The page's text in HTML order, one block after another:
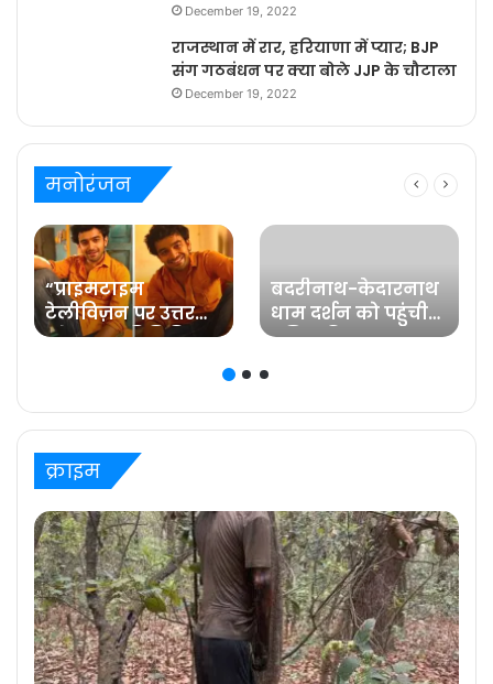
December 19, 2022
राजस्थान में रार, हरियाणा में प्यार; BJP
संग गठबंधन पर क्या बोले JJP के चौटाला
December 19, 2022
मनोरंजन
“प्राइमटाइम
टेलीविज़न पर उत्तर
प्रदेश का प्रतिनिधित्व
प्रविष्ट मिश्रा, कलर्स के
‘बरेली के बच्चन’ में
बदरीनाथ-केदारनाथ
धाम दर्शन को पहुंची
प्रसिद्ध फिल्म
क्राइम